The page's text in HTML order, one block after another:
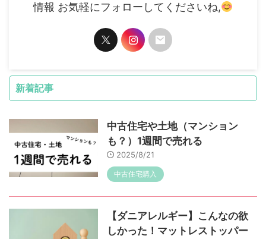
情報 お気軽にフォローしてくださいね,
新着記事
中古住宅や土地（マンション
も？）1週間で売れる
2025/8/21
中古住宅購入
【ダニアレルギー】こんなの欲
しかった！マットレストッパー